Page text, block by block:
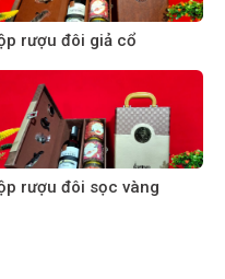
rượu đôi giả cổ
rượu đôi sọc vàng